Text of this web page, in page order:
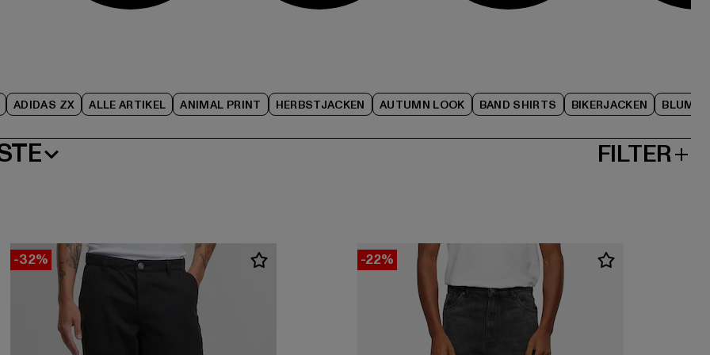
ADIDAS ZX ALLE ARTIKEL ANIMAL PRINT HERBSTJACKEN AUTUMN LOOK BAND SHIRTS BIKERJACKEN
FILTER
-32% -22%